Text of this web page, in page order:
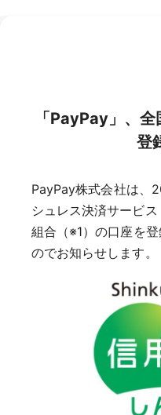
「PayPay」、
登
PayPay株式会社は、
シュレス決済サービ
組合（※1）の口座を
のでお知らせします。